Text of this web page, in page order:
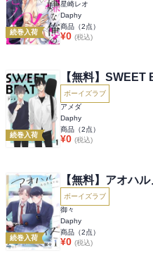
続巻入荷
星崎レオ
Daphy
商品（2点）
¥0 (税込)
続巻入荷
【無料】SWEET
ボーイズラブ
アメダ
Daphy
商品（2点）
¥0 (税込)
続巻入荷
【無料】アオハ
ボーイズラブ
御々
Daphy
商品（2点）
¥0 (税込)